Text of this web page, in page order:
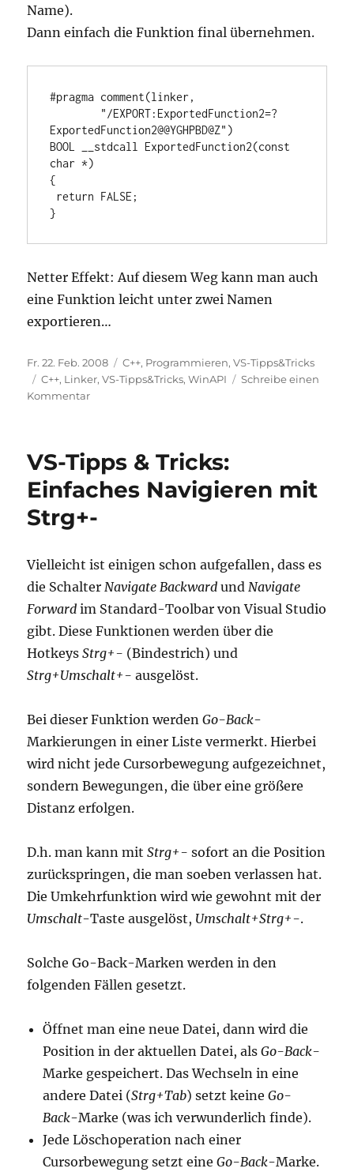
Name).
Dann einfach die Funktion final übernehmen.
#pragma comment(linker,
ExportedFunction2@@YGHPBD@Z")
BOOL __stdcall ExportedFunction2(const
char *)
{
return FALSE;
}
Netter Effekt: Auf diesem Weg kann man auch
eine Funktion leicht unter zwei Namen
exportieren…
Veröffentlicht
am
Fr. 22. Feb. 2008 Kategorien
C++, Programmieren,VS-Tipps&Tricks
Schlagwörter
C++, Linker,VS-Tipps&Tricks,WinAPI
Schreibe einen
Kommentarzu
Tricks:
Benötigt
man
Dateien?
VS-Tipps & Tricks:
Einfaches Navigieren mit
Strg+-
Vielleicht ist einigen schon aufgefallen, dass es
die SchalterNavigate BackwardundNavigate
Forwardim Standard-Toolbar von Visual Studio
gibt. Diese Funktionen werden über die
HotkeysStrg+- (Bindestrich) und
Strg+Umschalt+- ausgelöst.
Bei dieser Funktion werdenGo-Back-
Markierungen in einer Liste vermerkt. Hierbei
wird nicht jede Cursorbewegung aufgezeichnet,
sondern Bewegungen, die über eine größere
Distanz erfolgen.
D.h. man kann mitStrg+- sofort an die Position
zurückspringen, die man soeben verlassen hat.
Die Umkehrfunktion wird wie gewohnt mit der
Umschalt-Taste ausgelöst, Umschalt+Strg+-.
Solche Go-Back-Marken werden in den
folgenden Fällen gesetzt.
Öffnet man eine neue Datei, dann wird die
Position in der aktuellen Datei, alsGo-Back-
Marke gespeichert. Das Wechseln in eine
andere Datei (Strg+Tab) setzt keineGo-
Back-Marke (was ich verwunderlich finde).
Jede Löschoperation nach einer
Cursorbewegung setzt eineGo-Back-Marke.